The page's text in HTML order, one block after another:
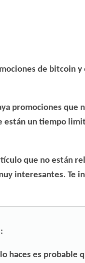
de bitcoin y
promociones que
están un tiempo
que no están
interesantes. Te
lo haces es probable